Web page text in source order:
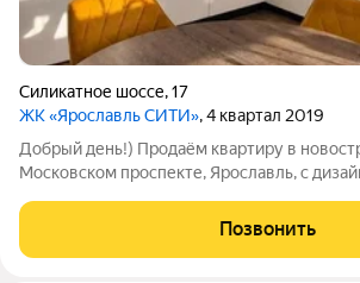
Силикатное шоссе,17
ЖК «Ярославль СИТИ», 4 квартал 2019
Добрый день!) Продаём квартиру в
Московском проспекте, Ярославль, с
сейчас. ПРО ДОКУМЕНТЫ: Один
приобретена у застройщика по
Позвонить